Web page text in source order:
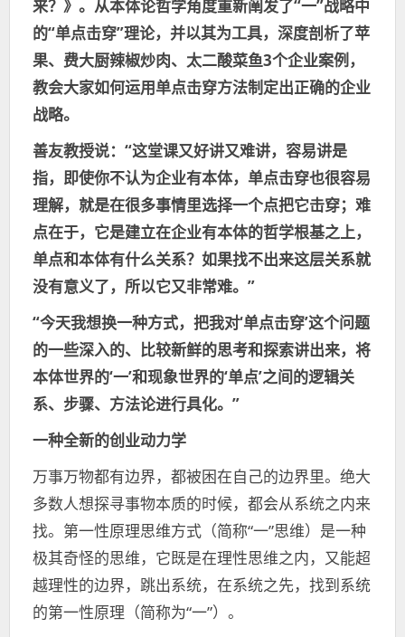
来？》。从本体论哲学角度重新阐发了“一”战略中
的“单点击穿”理论，并以其为工具，深度剖析了苹
果、费大厨辣椒炒肉、太二酸菜鱼3个企业案例，
教会大家如何运用单点击穿方法制定出正确的企业
战略。
善友教授说：“这堂课又好讲又难讲，容易讲是
指，即使你不认为企业有本体，单点击穿也很容易
理解，就是在很多事情里选择一个点把它击穿；难
点在于，它是建立在企业有本体的哲学根基之上，
单点和本体有什么关系？如果找不出来这层关系就
没有意义了，所以它又非常难。”
“今天我想换一种方式，把我对‘单点击穿’这个问题
的一些深入的、比较新鲜的思考和探索讲出来，将
本体世界的‘一’和现象世界的‘单点’之间的逻辑关
系、步骤、方法论进行具化。”
一种全新的创业动力学
万事万物都有边界，都被困在自己的边界里。绝大
多数人想探寻事物本质的时候，都会从系统之内来
找。第一性原理思维方式（简称“一”思维）是一种
极其奇怪的思维，它既是在理性思维之内，又能超
越理性的边界，跳出系统，在系统之先，找到系统
的第一性原理（简称为“一”）。